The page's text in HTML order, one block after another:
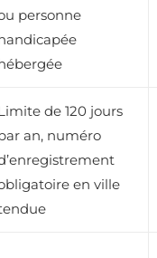
personne
de 120 jours
an, numéro
en ville